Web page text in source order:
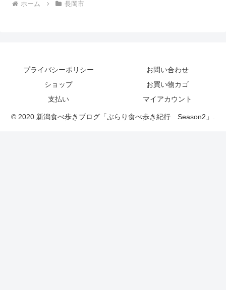
ホーム 長岡市
プライバシーポリシー
お問い合わせ
ショップ
お買い物カゴ
支払い
マイアカウント
© 2020 新潟食べ歩きブログ「ぶらり食べ歩き紀行 Season2」.